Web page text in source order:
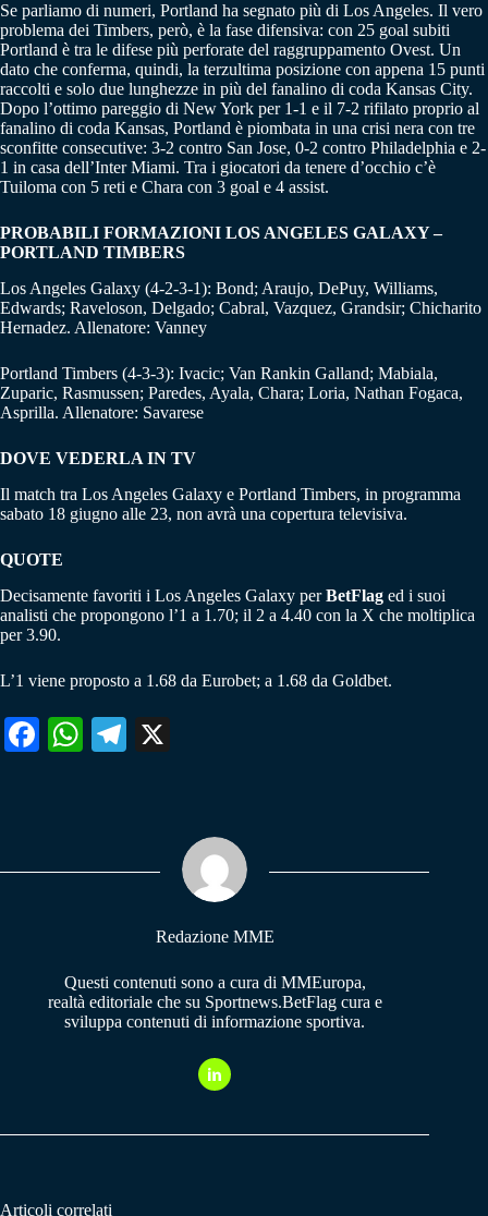
Se parliamo di numeri, Portland ha segnato più di Los Angeles. Il vero
problema dei Timbers, però, è la fase difensiva: con 25 goal subiti
Portland è tra le difese più perforate del raggruppamento Ovest. Un
dato che conferma, quindi, la terzultima posizione con appena 15 punti
raccolti e solo due lunghezze in più del fanalino di coda Kansas City.
Dopo l’ottimo pareggio di New York per 1-1 e il 7-2 rifilato proprio al
fanalino di coda Kansas, Portland è piombata in una crisi nera con tre
sconfitte consecutive: 3-2 contro San Jose, 0-2 contro Philadelphia e 2-
1 in casa dell’Inter Miami. Tra i giocatori da tenere d’occhio c’è
Tuiloma con 5 reti e Chara con 3 goal e 4 assist.
PROBABILI FORMAZIONI LOS ANGELES GALAXY –
PORTLAND TIMBERS
Los Angeles Galaxy (4-2-3-1): Bond; Araujo, DePuy, Williams,
Edwards; Raveloson, Delgado; Cabral, Vazquez, Grandsir; Chicharito
Hernadez. Allenatore: Vanney
Portland Timbers (4-3-3): Ivacic; Van Rankin Galland; Mabiala,
Zuparic, Rasmussen; Paredes, Ayala, Chara; Loria, Nathan Fogaca,
Asprilla. Allenatore: Savarese
DOVE VEDERLA IN TV
Il match tra Los Angeles Galaxy e Portland Timbers, in programma
sabato 18 giugno alle 23, non avrà una copertura televisiva.
QUOTE
Decisamente favoriti i Los Angeles Galaxy perBetFlag ed i suoi
analisti che propongono l’1 a 1.70; il 2 a 4.40 con la X che moltiplica
per 3.90.
L’1 viene proposto a 1.68 da Eurobet; a 1.68 da Goldbet.
Fa W
pp
Te
m
Redazione MME
Questi contenuti sono a cura di MMEuropa,
realtà editoriale che su Sportnews.BetFlag cura e
sviluppa contenuti di informazione sportiva.
Articoli correlati